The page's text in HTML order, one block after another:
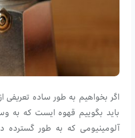
اگر بخواهیم به طور ساده تعریفی
باید بگوییم قهوه ایست که به
آلومینیومی که به طور گسترده